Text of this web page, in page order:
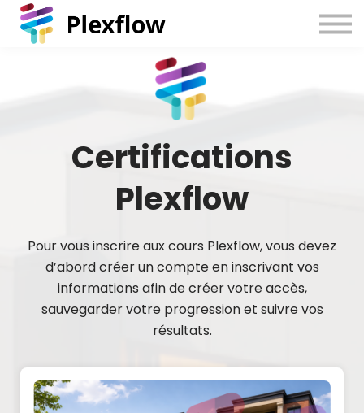
Certifications
Plexflow
Pour vous inscrire aux cours Plexflow, vous devez
d’abord créer un compte en inscrivant vos
informations afin de créer votre accès,
sauvegarder votre progression et suivre vos
résultats.